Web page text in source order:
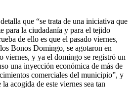
que “se trata de una iniciativa que
para la ciudadanía y para el tejido
de ello es que el pasado viernes,
Bonos Domingo, se agotaron en
viernes, y ya el domingo se registró un
una inyección económica de más de
comerciales del municipio”, y
acogida de este viernes sea tan